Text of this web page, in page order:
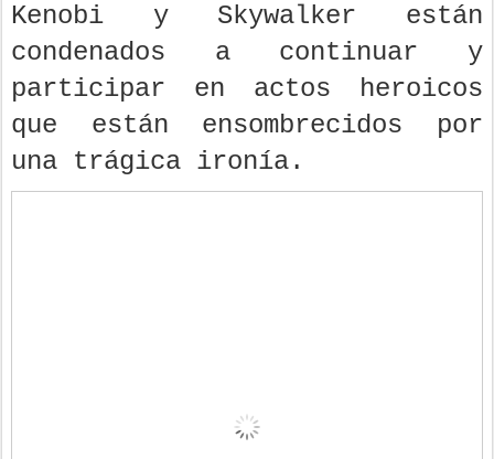
Kenobi y Skywalker están
condenados a continuar y
participar en actos heroicos
que están ensombrecidos por
una trágica ironía.